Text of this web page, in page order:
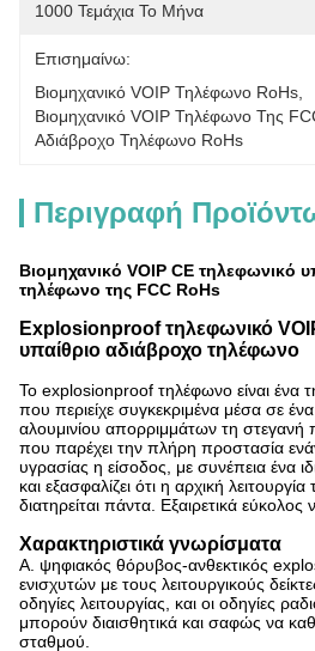
1000 Τεμάχια Το Μήνα
Επισημαίνω:
Βιομηχανικό VOIP Τηλέφωνο RoHs
Βιομηχανικό VOIP Τηλέφωνο Της
Αδιάβροχο Τηλέφωνο RoHs
Περιγραφή
Βιομηχανικό VOIP CE τηλεφωνικό
τηλέφωνο της FCC RoHs
Explosionproof τηλεφωνικό
υπαίθριο αδιάβροχο τηλέφωνο
Το explosionproof τηλέφωνο είναι ένα
που περιείχε συγκεκριμένα μέσα σε
αλουμινίου απορριμμάτων τη
που παρέχει την πλήρη προστασία
υγρασίας η είσοδος, με συνέπεια ένα
και εξασφαλίζει ότι η αρχική
διατηρείται πάντα. Εξαιρετικά εύκολος
Χαρακτηριστικά γνωρίσματα
Α. ψηφιακός θόρυβος-ανθεκτικός
ενισχυτών με τους λειτουργικούς
οδηγίες λειτουργίας, και οι οδηγίες
μπορούν διαισθητικά και σαφώς να
σταθμού.